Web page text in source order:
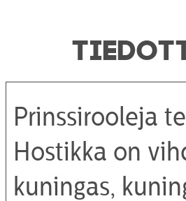
Prinssirooleja
Hostikka on
kuningas,